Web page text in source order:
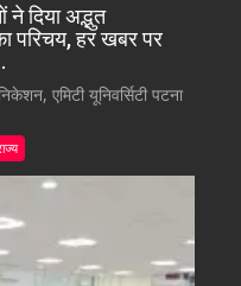
ने दिया अद्भुत
परिचय, हर खबर पर
एमिटी यूनिवर्सिटी पटना